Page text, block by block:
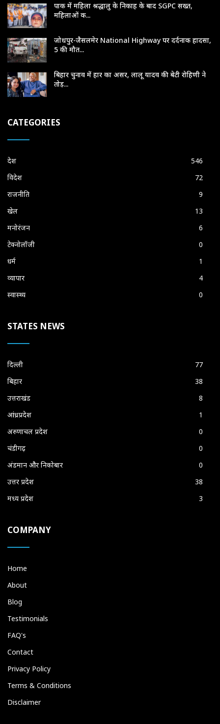
पाक में महिला श्रद्धालु के निकाह के बाद SGPC सख्त,
महिलाओं क...
जोधपुर-जैसलमेर National Highway पर दर्दनाक हादसा,
5 की मौत...
बिहार चुनाव में हार का असर, लालू यादव की बेटी रोहिणी ने
तोड़...
CATEGORIES
देश
546
विदेश
72
राजनीति
9
खेल
13
मनोरंजन
6
टेक्नोलॉजी
0
धर्म
1
व्यापार
4
स्वास्थ्य
0
STATES NEWS
दिल्ली
77
बिहार
38
उत्तराखंड
8
आंध्रप्रदेश
1
अरुणाचल प्रदेश
0
चंडीगढ़
0
अंडमान और निकोबार
0
उत्तर प्रदेश
38
मध्य प्रदेश
3
COMPANY
Home
About
Blog
Testimonials
FAQ's
Contact
Privacy Policy
Terms & Conditions
Disclaimer